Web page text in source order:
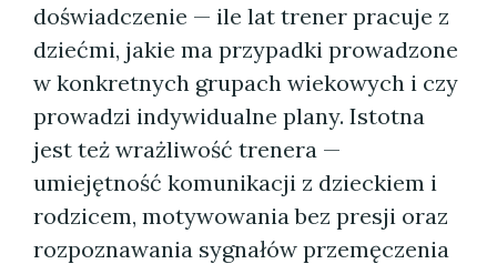
doświadczenie — ile lat trener pracuje z
dziećmi, jakie ma przypadki prowadzone
w konkretnych grupach wiekowych i czy
prowadzi indywidualne plany. Istotna
jest też wrażliwość trenera —
umiejętność komunikacji z dzieckiem i
rodzicem, motywowania bez presji oraz
rozpoznawania sygnałów przemęczenia